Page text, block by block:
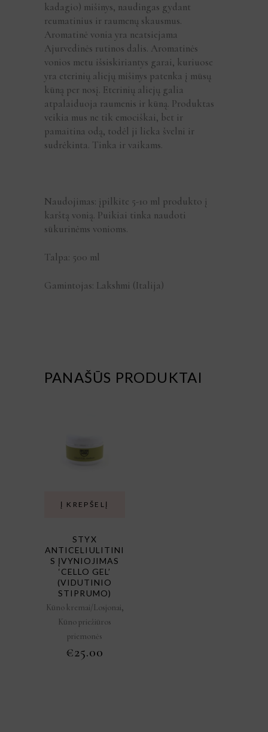
kadagio) mišinys, naudingas gydant
reumatinius ir raumenų skausmus.
Aromatinė vonia yra neatsiejama
Ajurvedinės rutinos dalis. Aromatinės
vonios metu išsiskiriantys garai, kuriuose
yra eterinių aliejų mišinys patenka į mūsų
kūną per nosį. Eterinių aliejų galia
atpalaiduoja raumenis ir kūną. Produktas
veikia mus ne tik emociškai, bet ir
pamaitina odą, todėl ji lieka švelni ir
sudrėkinta. Tinka ir vaikams.
Naudojimas: įpilkite 5-10 ml produkto į
karštą vonią. Puikiai tinka naudoti
sūkurinėms vonioms.
Talpa: 500 ml
Gamintojas: Lakshmi (Italija)
PANAŠŪS PRODUKTAI
Į KREPŠELĮ
STYX
ANTICELIULITINI
S ĮVYNIOJIMAS
‘CELLO GEL’
(VIDUTINIO
STIPRUMO)
Kūno kremai/Losjonai,
Kūno priežiūros
priemonės
€25.00